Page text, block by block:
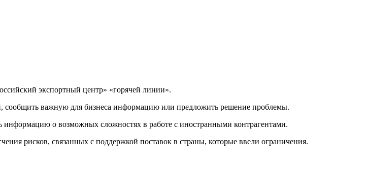
экспортный центр» «горячей линии».
сообщить важную для бизнеса информацию или предложить решение проблемы.
информацию о возможных сложностях в работе с иностранными контрагентами.
рисков, связанных с поддержкой поставок в страны, которые ввели ограничения.